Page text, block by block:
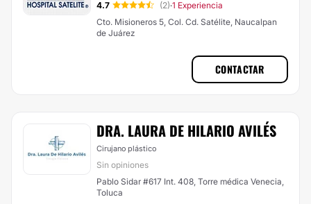
4.7 (2)·1 Experiencia
Cto. Misioneros 5, Col. Cd. Satélite, Naucalpan
de Juárez
CONTACTAR
DRA. LAURA DE HILARIO AVILÉS
Cirujano plástico
Sin opiniones
Pablo Sidar #617 Int. 408, Torre médica Venecia,
Toluca